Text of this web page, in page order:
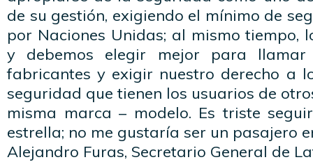
de su gestión, exigiendo el mínimo de
por Naciones Unidas; al mismo tiempo,
y debemos elegir mejor para
fabricantes y exigir nuestro derecho a
seguridad que tienen los usuarios de
misma marca – modelo. Es triste
estrella; no me gustaría ser un pasajero
Alejandro Furas, Secretario General de